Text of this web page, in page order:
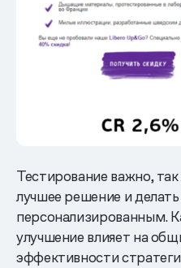
Тестирование важно,
лучшее решение и
персонализированным.
улучшение влияет на
эффективности